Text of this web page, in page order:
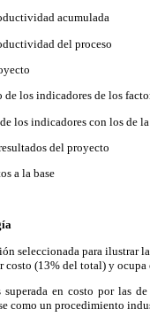
acumulada
del proceso
los indicadores de los
los indicadores con los de
del proyecto
a la base
seleccionada para ilustrar
costo (13% del total) y
en costo por las
como un procedimiento